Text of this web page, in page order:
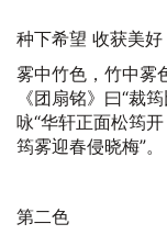
种下希望 收获美好
雾中竹色，竹中雾
《团扇铭》曰“裁
咏“华轩正面松筠
筠雾迎春侵晓梅”。
第二色